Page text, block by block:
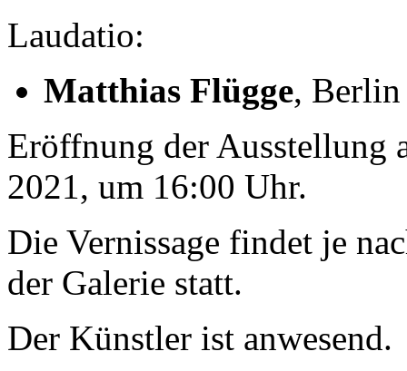
Laudatio:
Matthias Flügge,
Eröffnung der Ausstellung
2021, um 16:00 Uhr.
Die Vernissage findet je
der Galerie statt.
Der Künstler ist anwesend.